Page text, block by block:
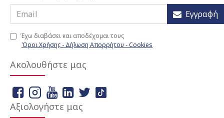
Εγγραφή
Έχω διαβάσει και αποδέχομαι τους
Όροι Χρήσης - Δήλωση Απορρήτου - Cookies
Ακολουθήστε μας
Αξιολογήστε μας